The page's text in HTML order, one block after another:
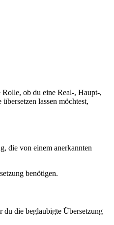
Rolle, ob du eine Real-, Haupt-,
lassen möchtest,
die von einem anerkannten
benötigen.
du die beglaubigte Übersetzung